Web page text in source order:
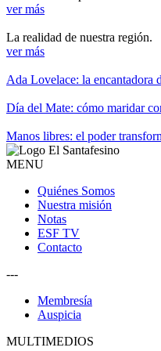
ver más
La realidad de nuestra región.
ver más
Ada Lovelace: la encantadora
Día del Mate: cómo maridar
Manos libres: el poder
MENU
Quiénes Somos
Nuestra misión
Notas
ESF TV
Contacto
---
Membresía
Auspicia
MULTIMEDIOS